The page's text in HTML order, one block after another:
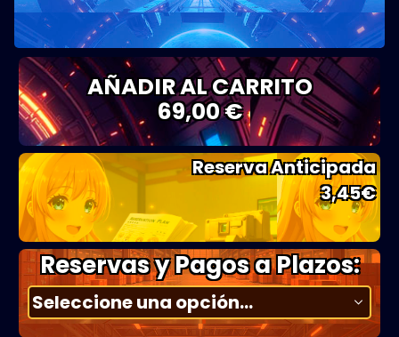
AÑADIR AL CARRITO
69,00 €
Reserva Anticipada
3,45€
Reservas y Pagos a Plazos: